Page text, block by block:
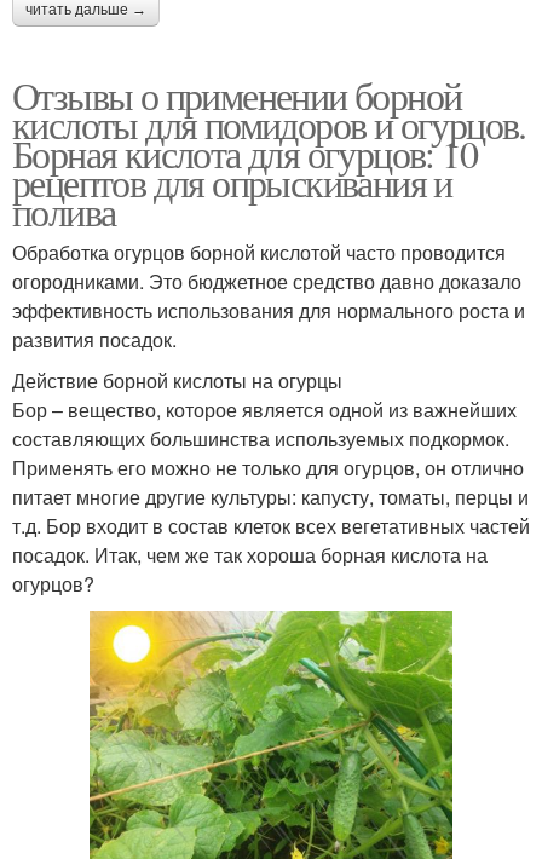
читать дальше →
Отзывы о применении борной
кислоты для помидоров и огурцов.
Борная кислота для огурцов: 10
рецептов для опрыскивания и
полива
Обработка огурцов борной кислотой часто проводится
огородниками. Это бюджетное средство давно доказало
эффективность использования для нормального роста и
развития посадок.
Действие борной кислоты на огурцы
Бор – вещество, которое является одной из важнейших
составляющих большинства используемых подкормок.
Применять его можно не только для огурцов, он отлично
питает многие другие культуры: капусту, томаты, перцы и
т.д. Бор входит в состав клеток всех вегетативных частей
посадок. Итак, чем же так хороша борная кислота на
огурцов?